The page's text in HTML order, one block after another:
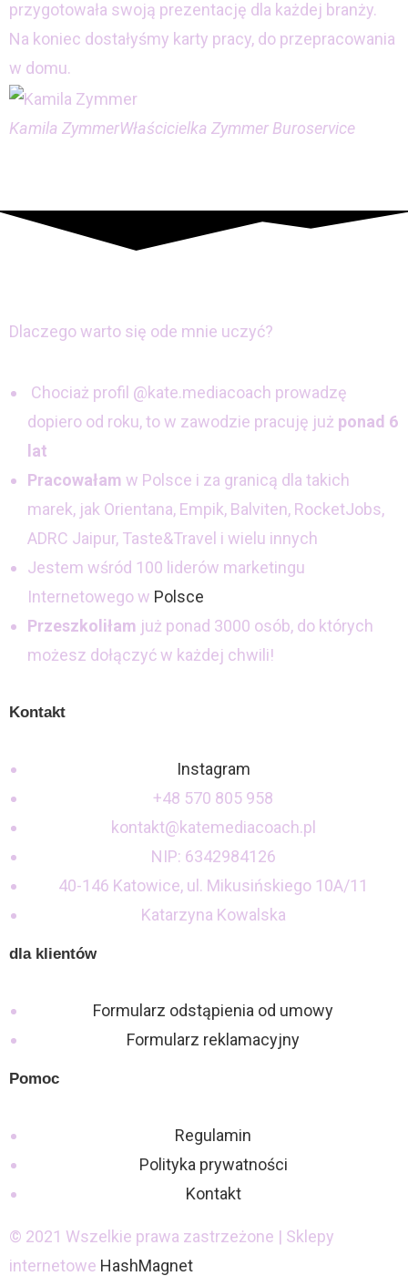
przygotowała swoją prezentację dla każdej branży.
Na koniec dostałyśmy karty pracy, do przepracowania
w domu.
Kamila ZymmerWłaścicielka Zymmer Buroservice
Dlaczego warto się ode mnie uczyć?
Chociaż profil @kate.mediacoach prowadzę
dopiero od roku, to w zawodzie pracuję już ponad 6
lat
Pracowałam w Polsce i za granicą dla takich
marek, jak Orientana, Empik, Balviten, RocketJobs,
ADRC Jaipur, Taste&Travel i wielu innych
Jestem wśród 100 liderów marketingu
Internetowego w Polsce
Przeszkoliłam już ponad 3000 osób, do których
możesz dołączyć w każdej chwili!
Kontakt
Instagram
+48 570 805 958
kontakt@katemediacoach.pl
NIP: 6342984126
40-146 Katowice, ul. Mikusińskiego 10A/11
Katarzyna Kowalska
dla klientów
Formularz odstąpienia od umowy
Formularz reklamacyjny
Pomoc
Regulamin
Polityka prywatności
Kontakt
© 2021 Wszelkie prawa zastrzeżone | Sklepy
internetowe HashMagnet